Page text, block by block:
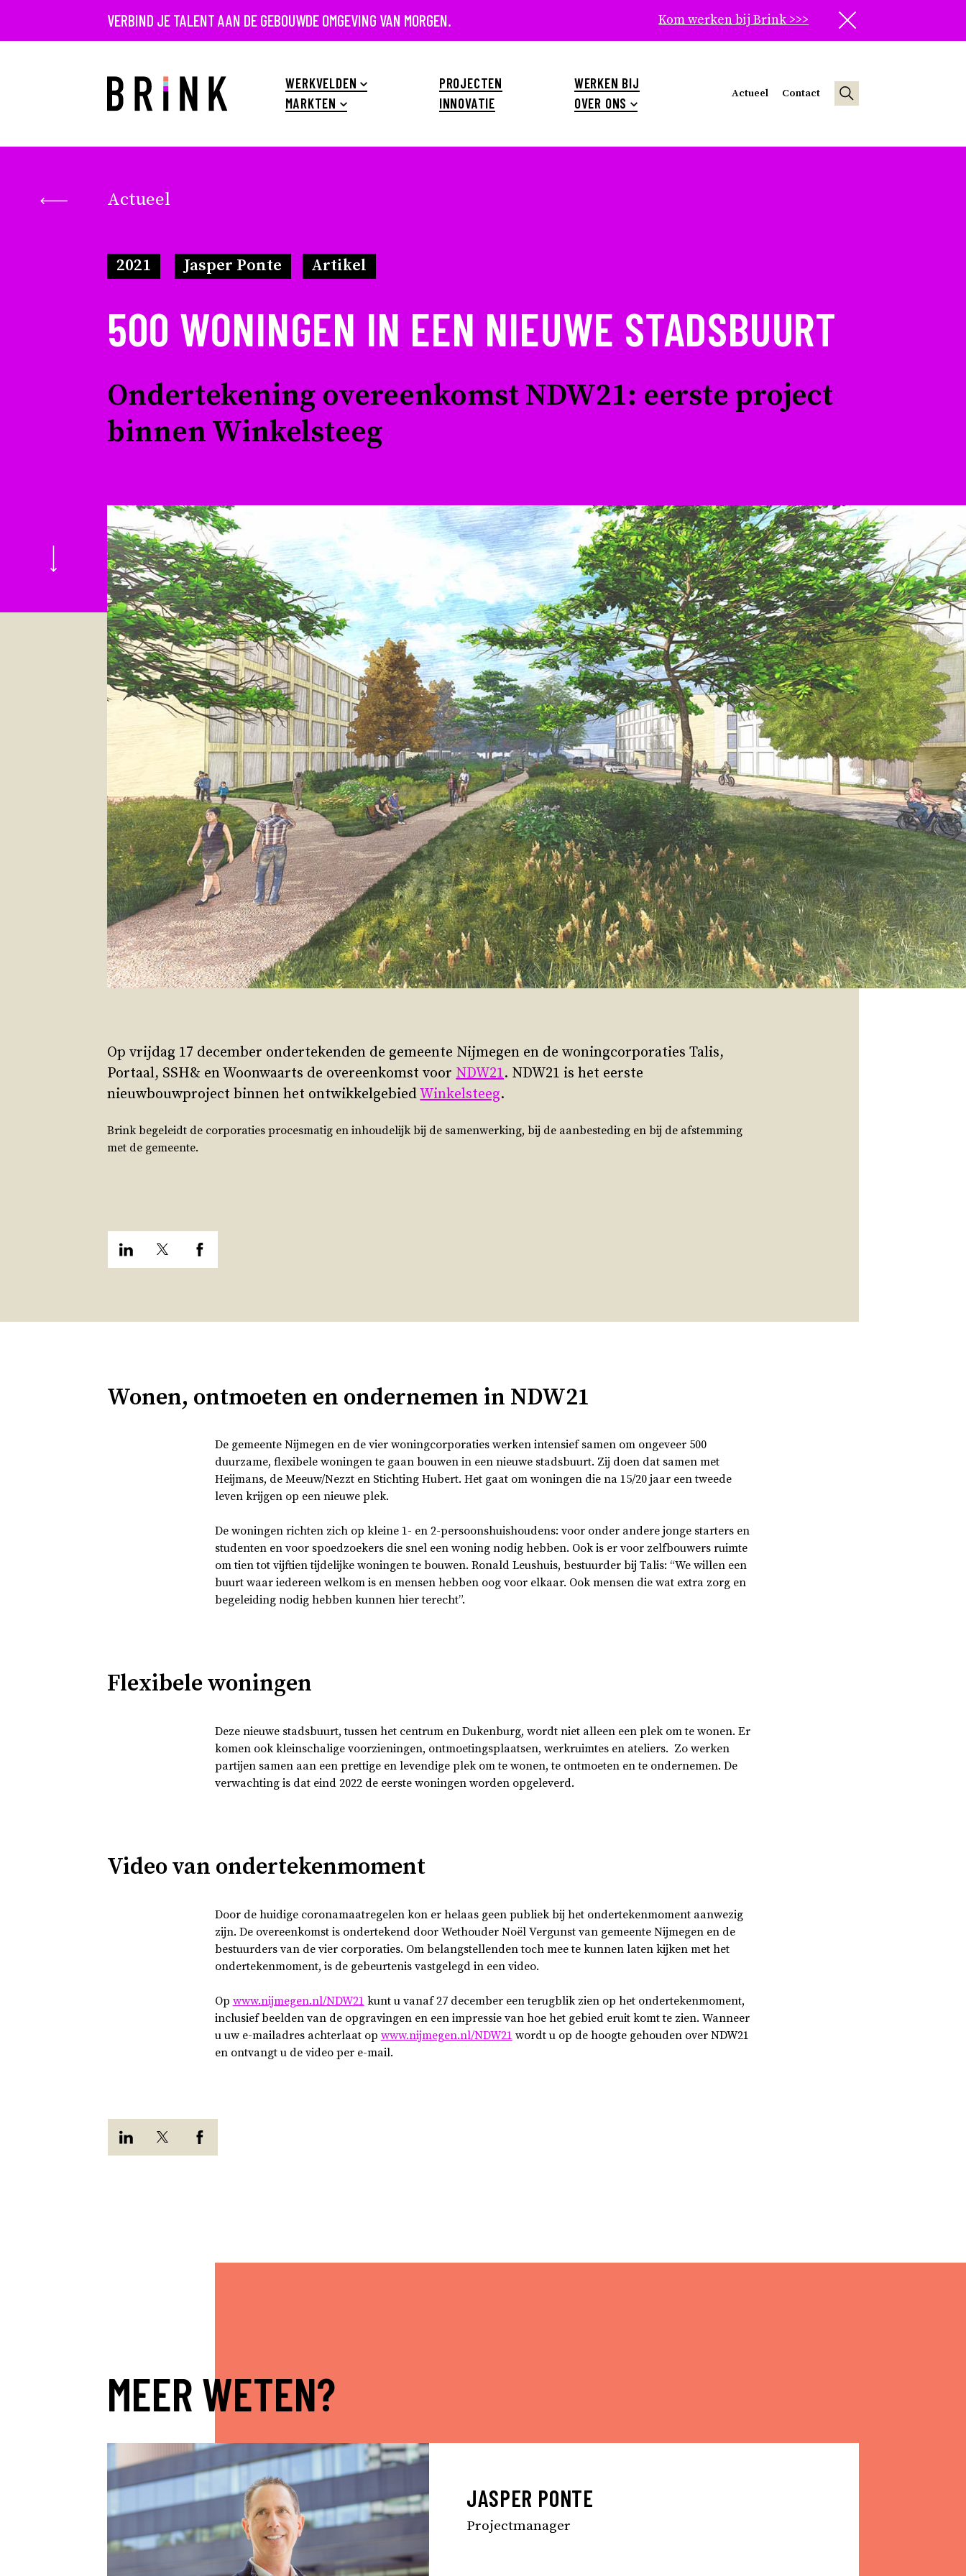
VERBIND JE TALENT AAN DE GEBOUWDE OMGEVING VAN MORGEN. Kom werken bij Brink >>> Sluit
WERKVELDEN
MARKTEN
PROJECTEN
INNOVATIE
WERKEN BIJ
OVER ONS
Actueel Contact
Actueel
2021 Jasper Ponte Artikel
500 WONINGEN IN EEN NIEUWE STADSBUURT
Ondertekening overeenkomst NDW21: eerste project
binnen Winkelsteeg
Op vrijdag 17 december ondertekenden de gemeente Nijmegen en de woningcorporaties Talis,
Portaal, SSH& en Woonwaarts de overeenkomst voorNDW21. NDW21 is het eerste
nieuwbouwproject binnen het ontwikkelgebiedWinkelsteeg.
Brink begeleidt de corporaties procesmatig en inhoudelijk bij de samenwerking, bij de aanbesteding en bij de afstemming
met de gemeente.
Wonen, ontmoeten en ondernemen in NDW21
De gemeente Nijmegen en de vier woningcorporaties werken intensief samen om ongeveer 500
duurzame, flexibele woningen te gaan bouwen in een nieuwe stadsbuurt. Zij doen dat samen met
Heijmans, de Meeuw/Nezzt en Stichting Hubert. Het gaat om woningen die na 15/20 jaar een tweede
leven krijgen op een nieuwe plek.
De woningen richten zich op kleine 1- en 2-persoonshuishoudens: voor onder andere jonge starters en
studenten en voor spoedzoekers die snel een woning nodig hebben. Ook is er voor zelfbouwers ruimte
om tien tot vijftien tijdelijke woningen te bouwen. Ronald Leushuis, bestuurder bij Talis: “We willen een
buurt waar iedereen welkom is en mensen hebben oog voor elkaar. Ook mensen die wat extra zorg en
begeleiding nodig hebben kunnen hier terecht”.
Flexibele woningen
Deze nieuwe stadsbuurt, tussen het centrum en Dukenburg, wordt niet alleen een plek om te wonen. Er
komen ook kleinschalige voorzieningen, ontmoetingsplaatsen, werkruimtes en ateliers. Zo werken
partijen samen aan een prettige en levendige plek om te wonen, te ontmoeten en te ondernemen. De
verwachting is dat eind 2022 de eerste woningen worden opgeleverd.
Video van ondertekenmoment
Door de huidige coronamaatregelen kon er helaas geen publiek bij het ondertekenmoment aanwezig
zijn. De overeenkomst is ondertekend door Wethouder Noël Vergunst van gemeente Nijmegen en de
bestuurders van de vier corporaties. Om belangstellenden toch mee te kunnen laten kijken met het
ondertekenmoment, is de gebeurtenis vastgelegd in een video.
Op www.nijmegen.nl/NDW21 kunt u vanaf 27 december een terugblik zien op het ondertekenmoment,
inclusief beelden van de opgravingen en een impressie van hoe het gebied eruit komt te zien. Wanneer
u uw e-mailadres achterlaat op www.nijmegen.nl/NDW21 wordt u op de hoogte gehouden over NDW21
en ontvangt u de video per e-mail.
MEER WETEN?
JASPER PONTE
Projectmanager